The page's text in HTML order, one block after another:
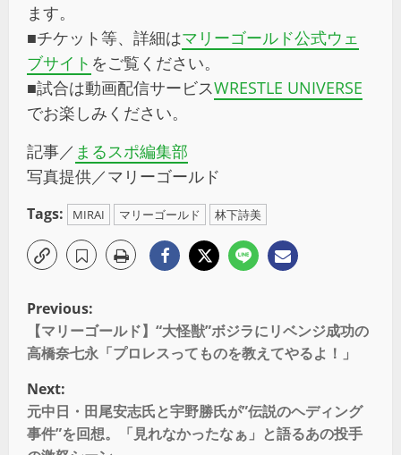
ます。
■チケット等、詳細はマリーゴールド公式ウェ
ブサイト をご覧ください。
■試合は動画配信サービスWRESTLE UNIVERSE
でお楽しみください。
記事／ まるスポ編集部
写真提供／マリーゴールド
Tags: MIRAI マリーゴールド 林下詩美
Previous:
【マリーゴールド】“大怪獣”ボジラにリベンジ成功の
高橋奈七永「プロレスってものを教えてやるよ！」
Next:
元中日・田尾安志氏と宇野勝氏が”伝説のヘディング
事件”を回想。「見れなかったなぁ」と語るあの投手